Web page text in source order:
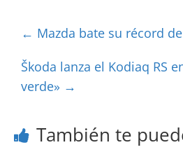
← Mazda bate su récord
Škoda lanza el Kodiaq RS
verde» →
También te